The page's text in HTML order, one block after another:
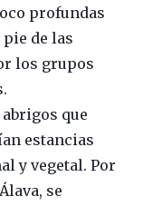
profundas
pie de las
los grupos
que
estancias
y vegetal. Por
se